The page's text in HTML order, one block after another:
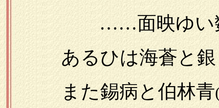
……面映ゆい数
あるひは海蒼と銀
また錫病と伯林青